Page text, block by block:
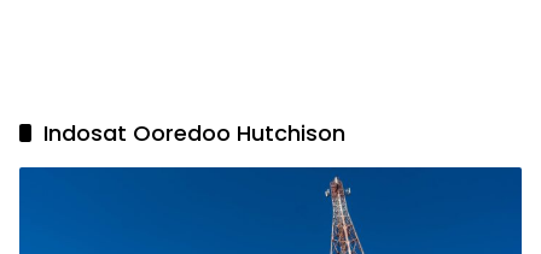
Indosat Ooredoo Hutchison